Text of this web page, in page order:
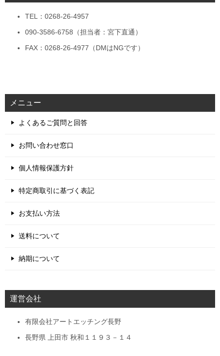
TEL：0268-26-4957
090-3586-6758（担当者：宮下直通）
FAX：0268-26-4977（DMはNGです）
メニュー
よくあるご質問と回答
お問い合わせ窓口
個人情報保護方針
特定商取引に基づく表記
お支払い方法
送料について
納期について
運営会社
有限会社アートエッチング長野
長野県 上田市 秋和１１９３－１４